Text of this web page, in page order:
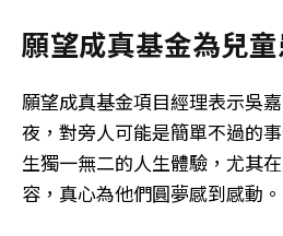
願望成真基金為兒
願望成真基金項目經理表示吳
夜，對旁人可能是簡單不過的
生獨一無二的人生體驗，尤其
容，真心為他們圓夢感到感動。